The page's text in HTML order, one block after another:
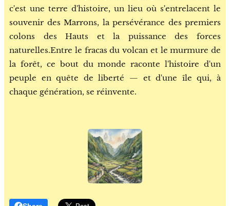
c'est une terre d'histoire, un lieu où s'entrelacent le
souvenir des Marrons, la persévérance des premiers
colons des Hauts et la puissance des forces
naturelles.Entre le fracas du volcan et le murmure de
la forêt, ce bout du monde raconte l'histoire d'un
peuple en quête de liberté — et d'une île qui, à
chaque génération, se réinvente.